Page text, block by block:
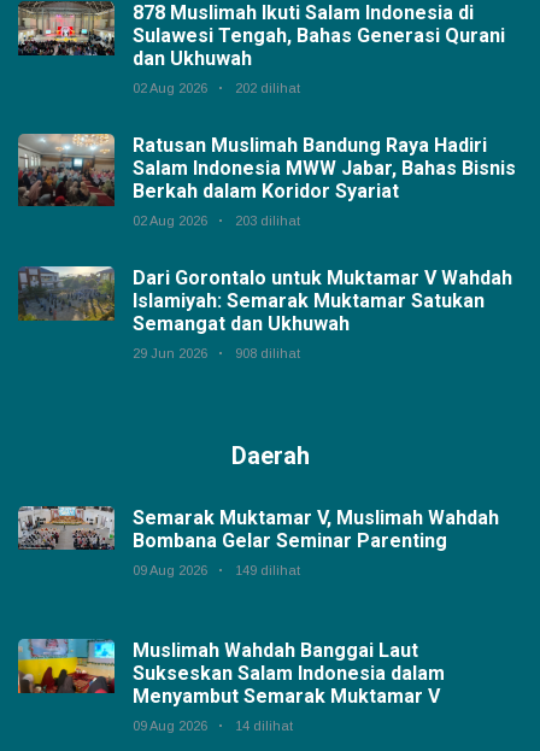
878 Muslimah Ikuti Salam Indonesia di
Sulawesi Tengah, Bahas Generasi Qurani
dan Ukhuwah
02 Aug 2026 202 dilihat
Ratusan Muslimah Bandung Raya Hadiri
Salam Indonesia MWW Jabar, Bahas Bisnis
Berkah dalam Koridor Syariat
02 Aug 2026 203 dilihat
Dari Gorontalo untuk Muktamar V Wahdah
Islamiyah: Semarak Muktamar Satukan
Semangat dan Ukhuwah
29 Jun 2026 908 dilihat
Daerah
Semarak Muktamar V, Muslimah Wahdah
Bombana Gelar Seminar Parenting
09 Aug 2026 149 dilihat
Muslimah Wahdah Banggai Laut
Sukseskan Salam Indonesia dalam
Menyambut Semarak Muktamar V
09 Aug 2026 14 dilihat